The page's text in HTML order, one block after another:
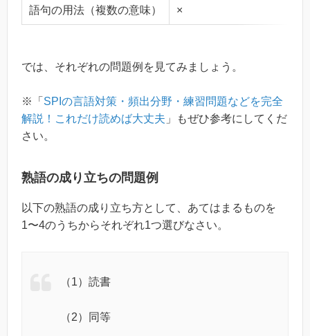
語句の用法（複数の意味） ×
では、それぞれの問題例を見てみましょう。
※「 SPIの言語対策・頻出分野・練習問題などを完全
解説！これだけ読めば大丈夫 」もぜひ参考にしてくだ
さい。
熟語の成り立ちの問題例
以下の熟語の成り立ち方として、あてはまるものを
1〜4のうちからそれぞれ1つ選びなさい。
（1）読書
（2）同等